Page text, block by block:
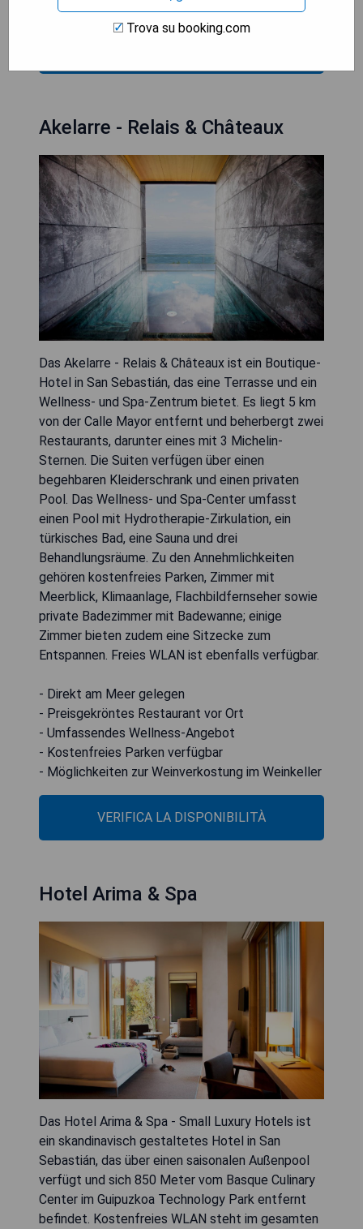
Rezeption
Akelarre - Relais & Châteaux
Das Akelarre - Relais & Châteaux ist ein Boutique-
Hotel in San Sebastián, das eine Terrasse und ein
Wellness- und Spa-Zentrum bietet. Es liegt 5 km
von der Calle Mayor entfernt und beherbergt zwei
Restaurants, darunter eines mit 3 Michelin-
Sternen. Die Suiten verfügen über einen
begehbaren Kleiderschrank und einen privaten
Pool. Das Wellness- und Spa-Center umfasst
einen Pool mit Hydrotherapie-Zirkulation, ein
türkisches Bad, eine Sauna und drei
Behandlungsräume. Zu den Annehmlichkeiten
gehören kostenfreies Parken, Zimmer mit
Meerblick, Klimaanlage, Flachbildfernseher sowie
private Badezimmer mit Badewanne; einige
Zimmer bieten zudem eine Sitzecke zum
Entspannen. Freies WLAN ist ebenfalls verfügbar.
- Direkt am Meer gelegen
- Preisgekröntes Restaurant vor Ort
- Umfassendes Wellness-Angebot
- Kostenfreies Parken verfügbar
- Möglichkeiten zur Weinverkostung im Weinkeller
VERIFICA LA DISPONIBILITÀ
Hotel Arima & Spa
Das Hotel Arima & Spa - Small Luxury Hotels ist
ein skandinavisch gestaltetes Hotel in San
Sebastián, das über einen saisonalen Außenpool
verfügt und sich 850 Meter vom Basque Culinary
Center im Guipuzkoa Technology Park entfernt
befindet. Kostenfreies WLAN steht im gesamten
Trova su booking.com